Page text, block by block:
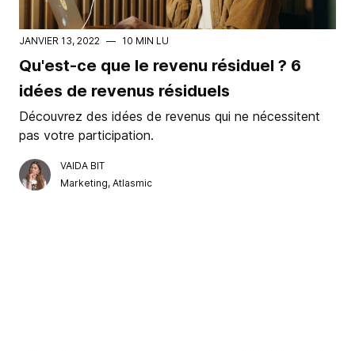
JANVIER 13, 2022 — 10 MIN LU
Qu'est-ce que le revenu résiduel ? 6
idées de revenus résiduels
Découvrez des idées de revenus qui ne nécessitent
pas votre participation.
VAIDA BIT
Marketing, Atlasmic